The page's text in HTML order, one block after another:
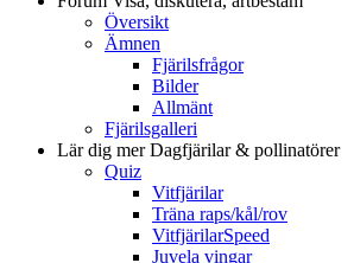
Översikt
Ämnen
Fjärilsfrågor
Bilder
Allmänt
Fjärilsgalleri
Lär dig merDagfjärilar & pollinatörer
Quiz
Vitfjärilar
Träna raps/kål/rov
VitfjärilarSpeed
Juvela vingar